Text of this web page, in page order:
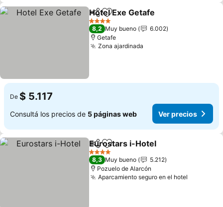
CompartirAñadir a favoritos
Hotel Exe Getafe
4 Estrellas
8,2 Muy bueno
6.002
Getafe
Zona ajardinada
De $ 5.117
Consultá los precios de 5 páginas web Ver precios
CompartirAñadir a favoritos
Eurostars i-Hotel
4 Estrellas
8,3 Muy bueno
5.212
Pozuelo de Alarcón
Aparcamiento seguro en el hotel